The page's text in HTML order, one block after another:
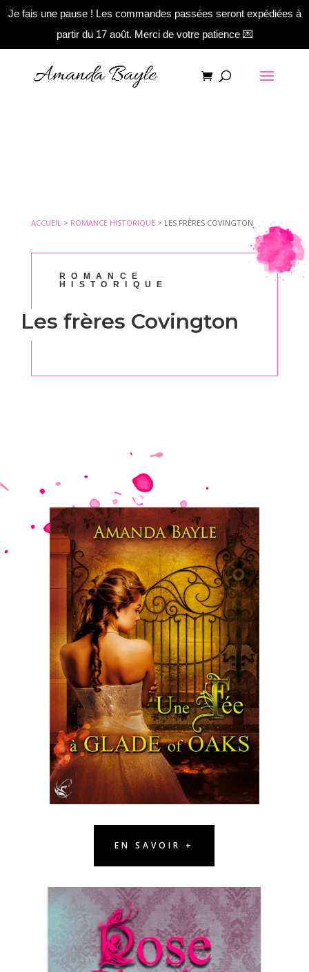
Je fais une pause ! Les commandes passées seront expédiées à
partir du 17 août. Merci de votre patience 💌
ACCUEIL> ROMANCE HISTORIQUE> LES FRÈRES COVINGTON
ROMANCE
HISTORIQUE
Les frères Covington
EN SAVOIR +